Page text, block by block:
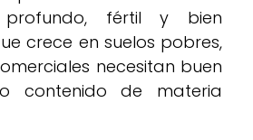
fértil y bien
crece en suelos pobres,
necesitan buen
contenido de materia